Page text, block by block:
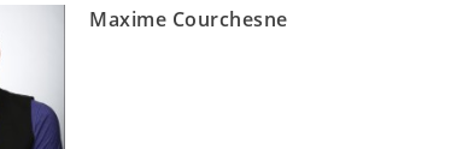
Maxime Courchesne